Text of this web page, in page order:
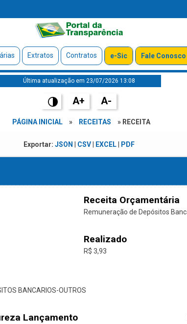
Extratos Contratos e-Sic Fale Conosco
Última atualização em 23/07/2026 13:08
A+ A-
PÁGINA INICIAL » RECEITAS » RECEITA
Exportar: JSON CSV| EXCEL| PDF
Receita Orçamentária
Remuneração de Depósitos
Realizado
R$ 3,93
BANCARIOS-OUTROS
Lançamento